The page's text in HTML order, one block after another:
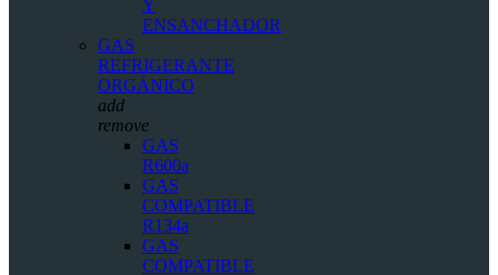
Y
ENSANCHADOR
GAS
REFRIGERANTE
ORGÁNICO
add
remove
GAS
R600a
GAS
COMPATIBLE
R134a
GAS
COMPATIBLE